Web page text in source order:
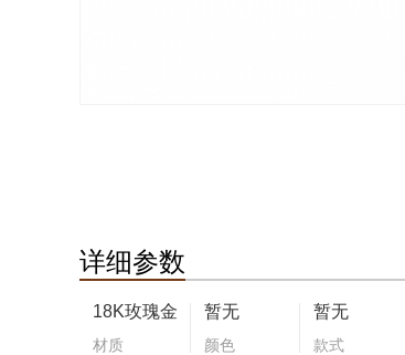
详细参数
18K玫瑰金
材质
暂无
颜色
暂无
款式